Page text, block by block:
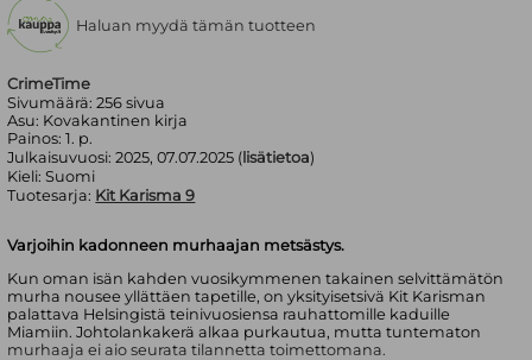
CrimeTime
Sivumäärä:256 sivua
Asu: Kovakantinen kirja
Painos:1. p.
Julkaisuvuosi:2025, 07.07.2025 ( lisätietoa)
Kieli:Suomi
Tuotesarja: Kit Karisma 9
Varjoihin kadonneen murhaajan metsästys.
Kun oman isän kahden vuosikymmenen takainen selvittämätön
murha nousee yllättäen tapetille, on yksityisetsivä Kit Karisman
palattava Helsingistä teinivuosiensa rauhattomille kaduille
Miamiin. Johtolankakerä alkaa purkautua, mutta tuntematon
murhaaja ei aio seurata tilannetta toimettomana.
Haluan myydä tämän tuotteen